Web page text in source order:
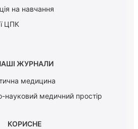
на навчання
ЦПК
ЖУРНАЛИ
медицина
науковий медичний простір
КОРИСНЕ